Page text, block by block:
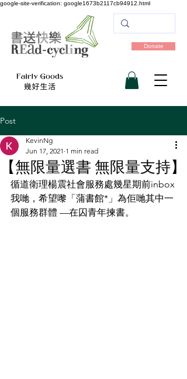
google-site-verification: google1673b2117cb94912.html
Donate
Post
【無限量選書 無限量支持】
KevinNg
Jun 17, 2021 1 min read
循道衛理楊震社會服務處幾星期前inbox
我哋，希望嚟「蒲書館*」為佢哋其中一
個服務群體 —在囚青年揀書。